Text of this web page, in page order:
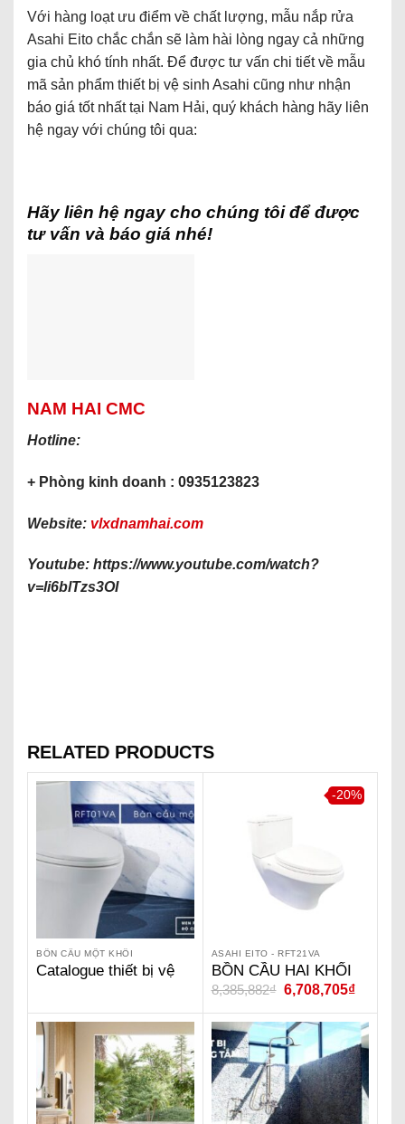
Với hàng loạt ưu điểm về chất lượng, mẫu nắp rửa
Asahi Eito chắc chắn sẽ làm hài lòng ngay cả những
gia chủ khó tính nhất. Để được tư vấn chi tiết về mẫu
mã sản phẩm thiết bị vệ sinh Asahi cũng như nhận
báo giá tốt nhất tại Nam Hải, quý khách hàng hãy liên
hệ ngay với chúng tôi qua:
Hãy liên hệ ngay cho chúng tôi để được
tư vấn và báo giá nhé!
NAM HAI CMC
Hotline:
+ Phòng kinh doanh : 0935123823
Website: vlxdnamhai.com
Youtube: https://www.youtube.com/watch?
v=li6blTzs3OI
RELATED PRODUCTS
BỒN CẦU MỘT KHỐI
Catalogue thiết bị vệ
-20%
ASAHI EITO - RFT21VA
BỒN CẦU HAI KHỐI
ASAHI EITO –
RFT21VA
8,385,882₫ 6,708,705₫